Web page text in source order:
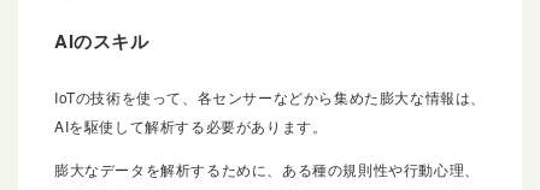
AIのスキル
IoTの技術を使って、各センサーなどから集めた膨大な情報は、
AIを駆使して解析する必要があります。
膨大なデータを解析するために、ある種の規則性や行動心理、